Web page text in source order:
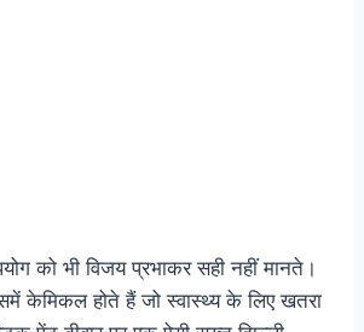
को भी विजय प्रभाकर सही नहीं मानते।
केमिकल होते हैं जो स्वास्थ्य के लिए खतरा